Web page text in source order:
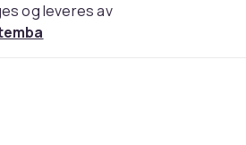
og leveres av